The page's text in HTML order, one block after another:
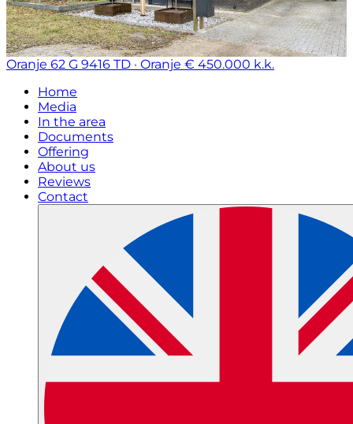
Oranje 62 G 9416 TD · Oranje € 450.000 k.k.
Home
Media
In the area
Documents
Offering
About us
Reviews
Contact